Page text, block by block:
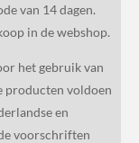
van 14 dagen.
in de webshop.
het gebruik van
producten voldoen
en
voorschriften